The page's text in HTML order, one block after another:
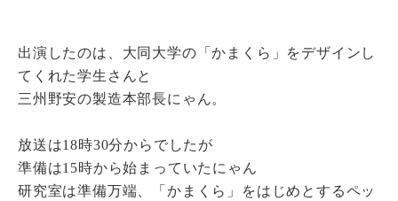
出演したのは、大同大学の「かまくら」をデザインし
てくれた学生さんと
三州野安の製造本部長にゃん。
放送は18時30分からでしたが
準備は15時から始まっていたにゃん
研究室は準備万端、「かまくら」をはじめとするペッ